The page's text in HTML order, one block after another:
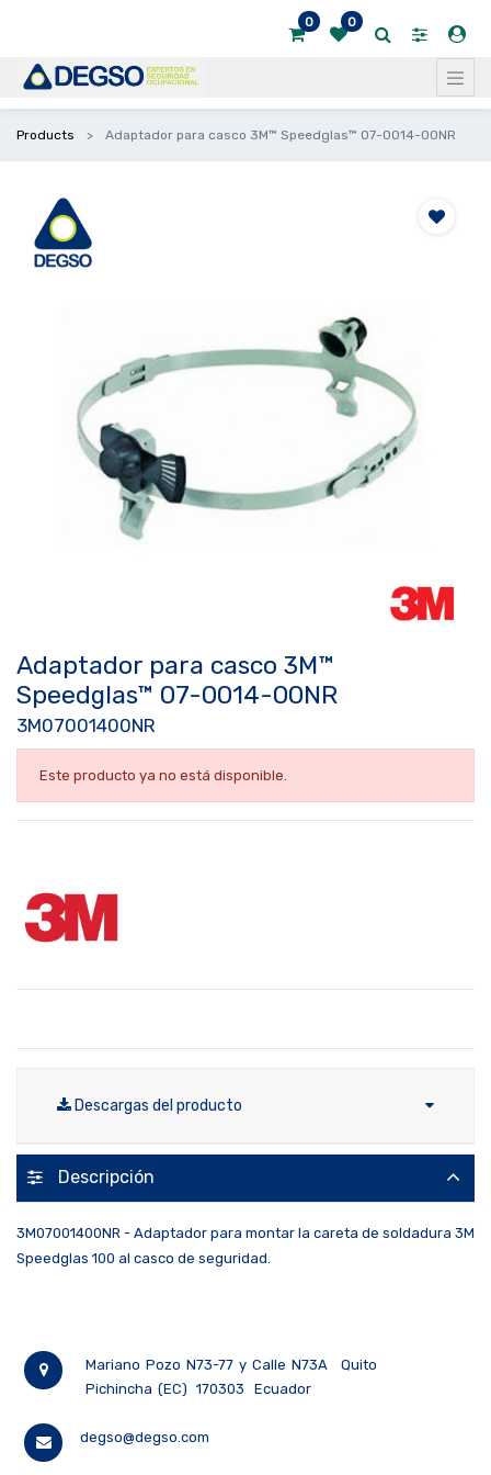
0 0
Products Adaptador para casco 3M™ Speedglas™ 07-0014-00NR
Adaptador para casco 3M™
Speedglas™ 07-0014-00NR
3M07001400NR
Este producto ya no está disponible.
Descargas del producto
Descripción
3M07001400NR - Adaptador para montar la careta de soldadura 3M
Speedglas 100 al casco de seguridad.
Mariano Pozo N73-77 y Calle N73A
Quito
Pichincha (EC)
170303 Ecuador
degso@degso.com